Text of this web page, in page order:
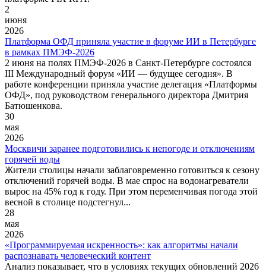
2
июня
2026
Платформа ОФД приняла участие в форуме ИИ в Петербурге
в рамках ПМЭФ-2026
2 июня на полях ПМЭФ-2026 в Санкт-Петербурге состоялся
III Международный форум «ИИ — будущее сегодня». В
работе конференции приняла участие делегация «Платформы
ОФД», под руководством генерального директора Дмитрия
Батюшенкова.
30
мая
2026
Москвичи заранее подготовились к непогоде и отключениям
горячей воды
Жители столицы начали заблаговременно готовиться к сезону
отключений горячей воды. В мае спрос на водонагреватели
вырос на 45% год к году. При этом переменчивая погода этой
весной в столице подстегнул...
28
мая
2026
«Программируемая искренность»: как алгоритмы начали
распознавать человеческий контент
Анализ показывает, что в условиях текущих обновлений 2026